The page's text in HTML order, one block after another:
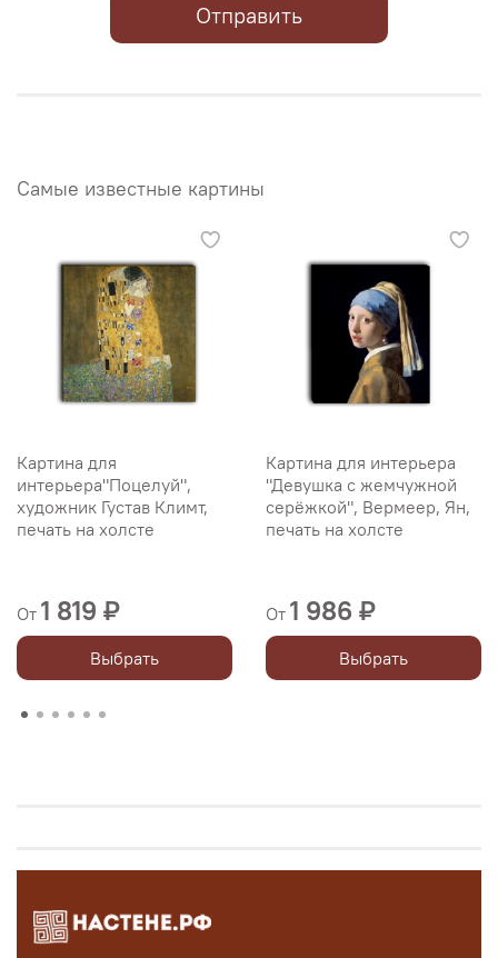
Отправить
Самые известные картины
Картина для
интерьера"Поцелуй",
художник Густав Климт,
печать на холсте
От 1 819 ₽
Выбрать
Картина для интерьера
"Девушка с жемчужной
серёжкой", Вермеер, Ян,
печать на холсте
От 1 986 ₽
Выбрать